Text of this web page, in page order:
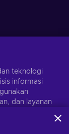
teknologi
informasi
dan layanan